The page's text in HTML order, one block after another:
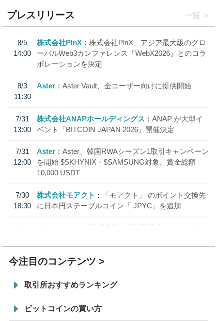
プレスリリース 一覧
8/5
14:00
株式会社PlnX
株式会社PlnX、アジア最大級のグロ
ーバルWeb3カンファレンス「WebX2026」とのコラ
ボレーションを決定
8/3
11:30
Aster Aster Vault、全ユーザー向けに提供開始
7/31
13:00
株式会社ANAPホールディングス
ANAP が大型イ
ベント「BITCOIN JAPAN 2026」開催決定
7/31
12:00
Aster
Aster、韓国RWAシーズン1取引キャンペーン
を開始 $SKHYNIX・$SAMSUNG対象、賞金総額
10,000 USDT
7/30
18:30
株式会社モアクト
「モアクト」 のポイント交換先
に日本円ステーブルコイン「 JPYC」を追加
7/29
SBI VCトレード株式会社
信託型円建てステーブル
今注目のコンテンツ
取引所おすすめランキング
ビットコインの買い方